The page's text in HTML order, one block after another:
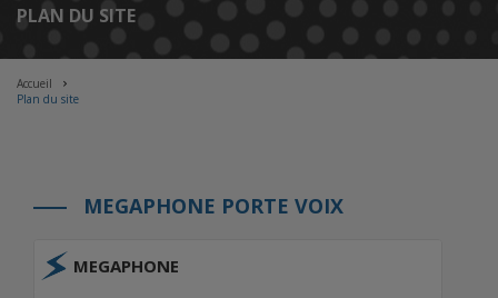
PLAN DU SITE
Accueil
Plan du site
MEGAPHONE PORTE VOIX
MEGAPHONE